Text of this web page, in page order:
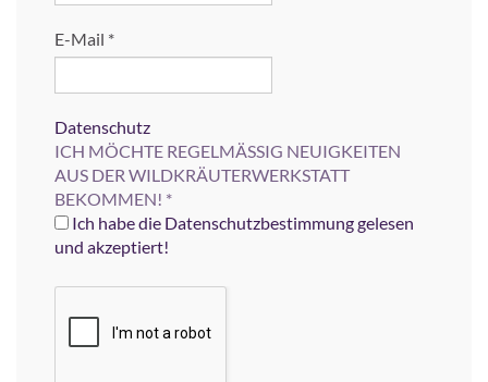
E-Mail *
Datenschutz
ICH MÖCHTE REGELMÄSSIG NEUIGKEITEN
AUS DER WILDKRÄUTERWERKSTATT
BEKOMMEN! *
Ich habe die Datenschutzbestimmung gelesen
und akzeptiert!